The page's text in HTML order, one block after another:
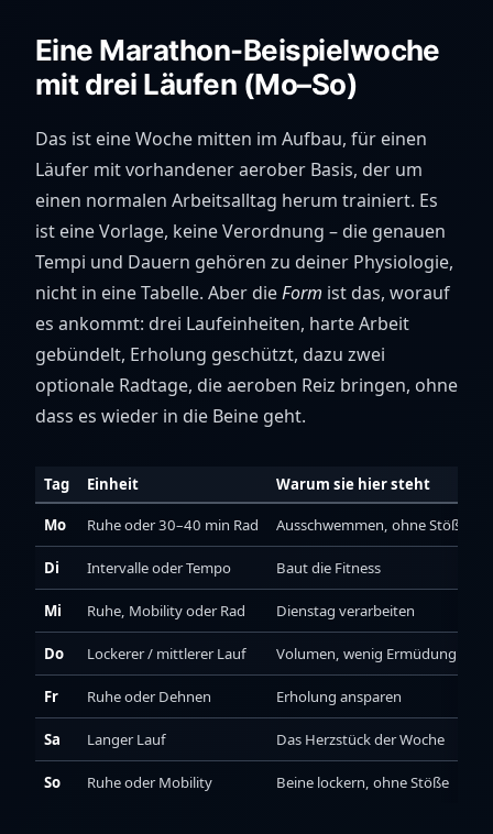
Eine Marathon-Beispielwoche
mit drei Läufen (Mo–So)
Das ist eine Woche mitten im Aufbau, für einen
Läufer mit vorhandener aerober Basis, der um
einen normalen Arbeitsalltag herum trainiert. Es
ist eine Vorlage, keine Verordnung – die genauen
Tempi und Dauern gehören zu deiner Physiologie,
nicht in eine Tabelle. Aber dieForm ist das, worauf
es ankommt: drei Laufeinheiten, harte Arbeit
gebündelt, Erholung geschützt, dazu zwei
optionale Radtage, die aeroben Reiz bringen, ohne
dass es wieder in die Beine geht.
Tag Einheit Warum sie hier steht
Mo Ruhe oder 30–40 min Rad Ausschwemmen, ohne Stöße
Di Intervalle oder Tempo Baut die Fitness
Mi Ruhe, Mobility oder Rad Dienstag verarbeiten
Do Lockerer / mittlerer Lauf Volumen, wenig Ermüdung
Fr Ruhe oder Dehnen Erholung ansparen
Sa Langer Lauf Das Herzstück der Woche
So Ruhe oder Mobility Beine lockern, ohne Stöße